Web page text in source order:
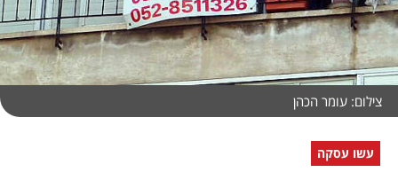
צילום: עומר הכהן
עשו עסקה